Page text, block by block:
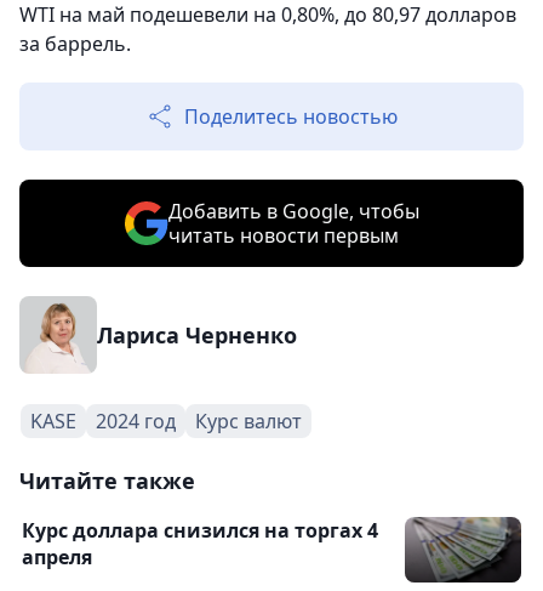
WTI на май подешевели на 0,80%, до 80,97 долларов
за баррель.
Поделитесь новостью
Добавить в Google, чтобы
читать новости первым
Лариса Черненко
KASE 2024 год Курс валют
Читайте также
Курс доллара снизился на торгах 4
апреля